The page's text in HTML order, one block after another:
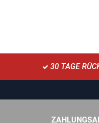
30 TAGE